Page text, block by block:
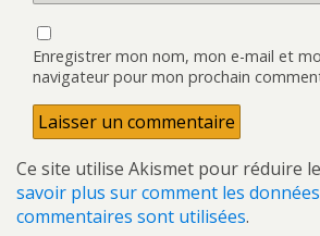
Enregistrer mon nom, mon e-mail et
navigateur pour mon prochain
Ce site utilise Akismet pour réduire
savoir plus sur comment les
commentaires sont utilisées.